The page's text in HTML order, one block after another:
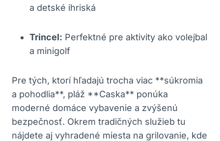
a detské ihriská
Trincel: Perfektné pre aktivity ako volejbal
a minigolf
Pre tých, ktorí hľadajú trocha viac **súkromia
a pohodlia**, pláž **Caska** ponúka
moderné domáce vybavenie a zvýšenú
bezpečnosť. Okrem tradičných služieb tu
nájdete aj vyhradené miesta na grilovanie, kde